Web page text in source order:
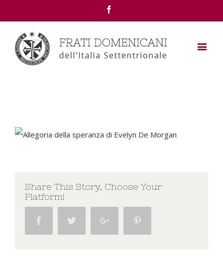
Share This Story, Choose Your
Platform!
Facebook Twitter Google+